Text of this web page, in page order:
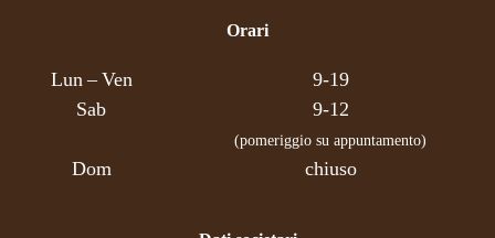
Orari
Lun – Ven
9-19
Sab
9-12
(pomeriggio su appuntamento)
Dom chiuso